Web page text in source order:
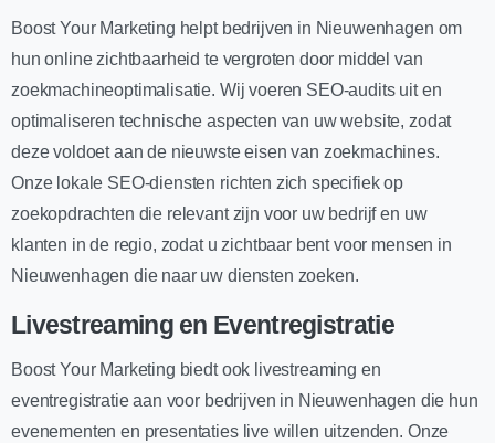
Boost Your Marketing helpt bedrijven in Nieuwenhagen om
hun online zichtbaarheid te vergroten door middel van
zoekmachineoptimalisatie. Wij voeren SEO-audits uit en
optimaliseren technische aspecten van uw website, zodat
deze voldoet aan de nieuwste eisen van zoekmachines.
Onze lokale SEO-diensten richten zich specifiek op
zoekopdrachten die relevant zijn voor uw bedrijf en uw
klanten in de regio, zodat u zichtbaar bent voor mensen in
Nieuwenhagen die naar uw diensten zoeken.
Livestreaming en Eventregistratie
Boost Your Marketing biedt ook livestreaming en
eventregistratie aan voor bedrijven in Nieuwenhagen die hun
evenementen en presentaties live willen uitzenden. Onze